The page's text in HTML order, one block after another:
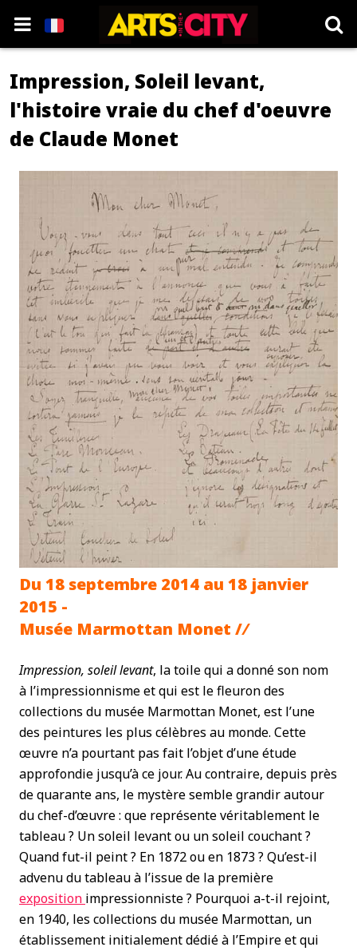
Impression, Soleil levant,
l'histoire vraie du chef d'oeuvre
de Claude Monet
Du 18 septembre 2014 au 18 janvier
2015 -
Musée Marmottan Monet //
Impression, soleil levant, la toile qui a donné son nom
à l’impressionnisme et qui est le fleuron des
collections du musée Marmottan Monet, est l’une
des peintures les plus célèbres au monde. Cette
œuvre n’a pourtant pas fait l’objet d’une étude
approfondie jusqu’à ce jour. Au contraire, depuis près
de quarante ans, le mystère semble grandir autour
du chef-d’œuvre : que représente véritablement le
tableau ? Un soleil levant ou un soleil couchant ?
Quand fut-il peint ? En 1872 ou en 1873 ? Qu’est-il
advenu du tableau à l’issue de la première
exposition impressionniste ? Pourquoi a-t-il rejoint,
en 1940, les collections du musée Marmottan, un
établissement initialement dédié à l’Empire et qui